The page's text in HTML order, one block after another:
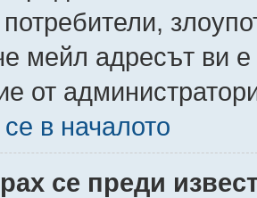
потребители,
мейл адресът ви
от
в началото
се преди